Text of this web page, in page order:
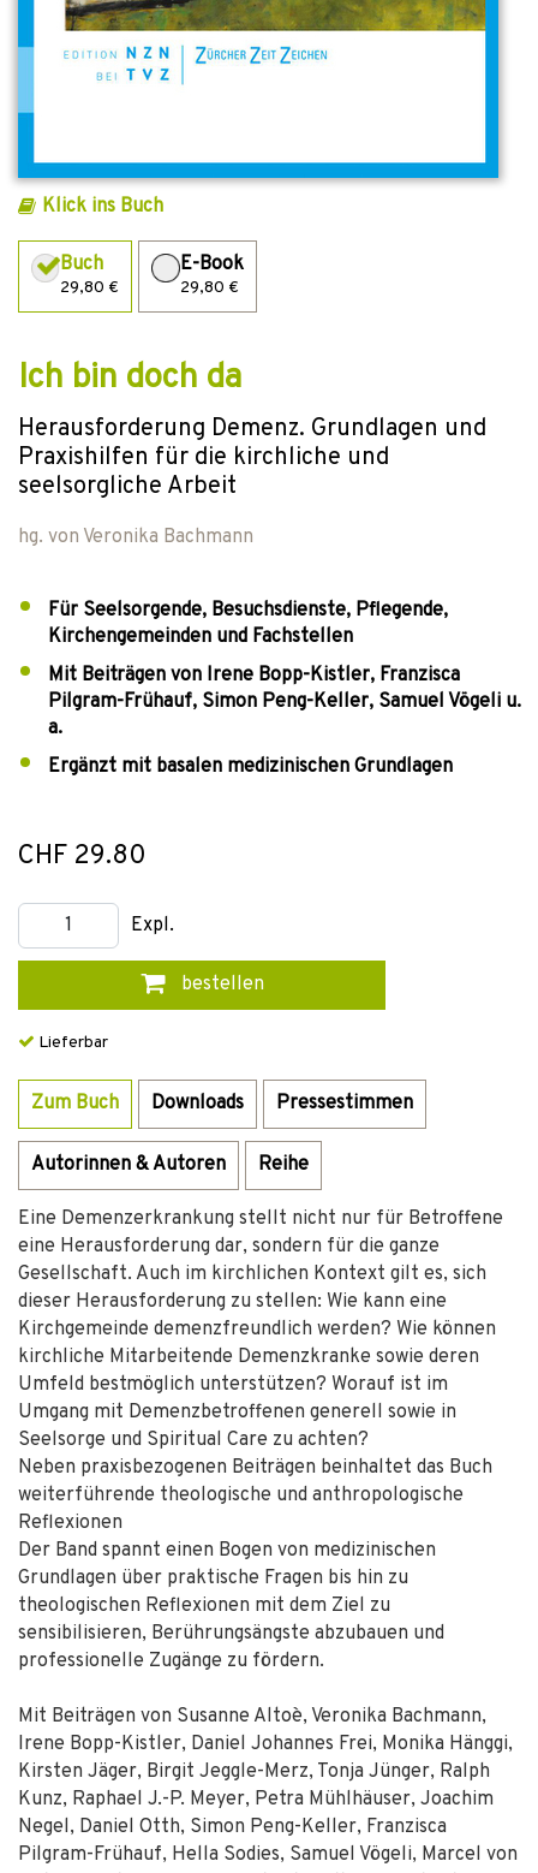
Klick ins Buch
Buch
29,80 €
E-Book
29,80 €
Ich bin doch da
Herausforderung Demenz. Grundlagen und
Praxishilfen für die kirchliche und
seelsorgliche Arbeit
hg. von Veronika Bachmann
Für Seelsorgende, Besuchsdienste, Pflegende,
Kirchengemeinden und Fachstellen
Mit Beiträgen von Irene Bopp-Kistler, Franzisca
Pilgram-Frühauf, Simon Peng-Keller, Samuel Vögeli u.
a.
Ergänzt mit basalen medizinischen Grundlagen
CHF 29.80
Expl.
bestellen
Lieferbar
Zum Buch Downloads Pressestimmen
Autorinnen & Autoren Reihe
Eine Demenzerkrankung stellt nicht nur für Betroffene
eine Herausforderung dar, sondern für die ganze
Gesellschaft. Auch im kirchlichen Kontext gilt es, sich
dieser Herausforderung zu stellen: Wie kann eine
Kirchgemeinde demenzfreundlich werden? Wie können
kirchliche Mitarbeitende Demenzkranke sowie deren
Umfeld bestmöglich unterstützen? Worauf ist im
Umgang mit Demenzbetroffenen generell sowie in
Seelsorge und Spiritual Care zu achten?
Neben praxisbezogenen Beiträgen beinhaltet das Buch
weiterführende theologische und anthropologische
Reflexionen
Der Band spannt einen Bogen von medizinischen
Grundlagen über praktische Fragen bis hin zu
theologischen Reflexionen mit dem Ziel zu
sensibilisieren, Berührungsängste abzubauen und
professionelle Zugänge zu fördern.
Mit Beiträgen von Susanne Altoè, Veronika Bachmann,
Irene Bopp-Kistler, Daniel Johannes Frei, Monika Hänggi,
Kirsten Jäger, Birgit Jeggle-Merz, Tonja Jünger, Ralph
Kunz, Raphael J.-P. Meyer, Petra Mühlhäuser, Joachim
Negel, Daniel Otth, Simon Peng-Keller, Franzisca
Pilgram-Frühauf, Hella Sodies, Samuel Vögeli, Marcel von